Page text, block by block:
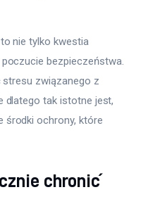
nie tylko kwestia
bezpieczeństwa.
stresu związanego z
dlatego tak istotne jest,
środki ochrony, które
chronić